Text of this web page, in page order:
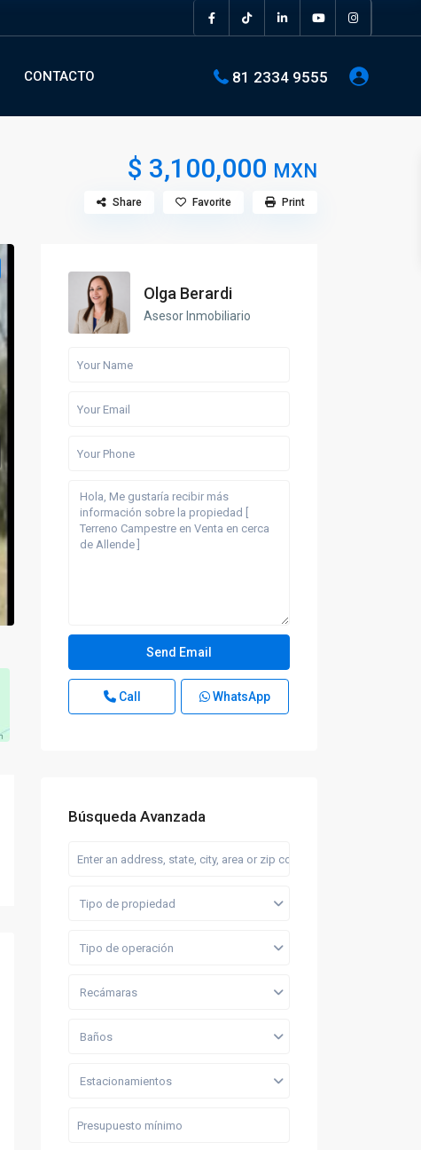
CONTACTO 81 2334 9555
$ 3,100,000 MXN
Share Favorite Print
Olga Berardi
Asesor Inmobiliario
Call WhatsApp
Búsqueda Avanzada
Tipo de propiedad
Tipo de operación
Recámaras
Baños
Estacionamientos